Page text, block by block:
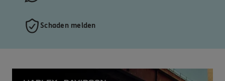
Schaden melden